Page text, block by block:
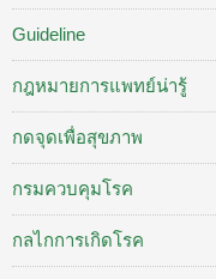
Guideline
กฎหมายการแพทย์น่ารู้
กดจุดเพื่อสุขภาพ
กรมควบคุมโรค
กลไกการเกิดโรค